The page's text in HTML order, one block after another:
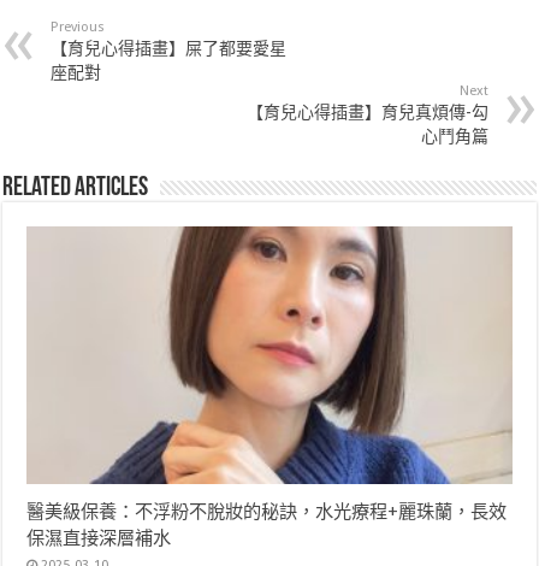
Previous
【育兒心得插畫】屎了都要愛星
座配對
Next
【育兒心得插畫】育兒真煩傳-勾
心鬥角篇
Related Articles
醫美級保養：不浮粉不脫妝的秘訣，水光療程+麗珠蘭，長效
保濕直接深層補水